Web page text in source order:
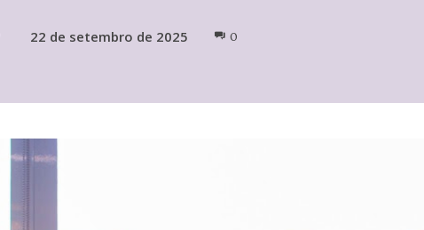
22 de setembro de 2025 0